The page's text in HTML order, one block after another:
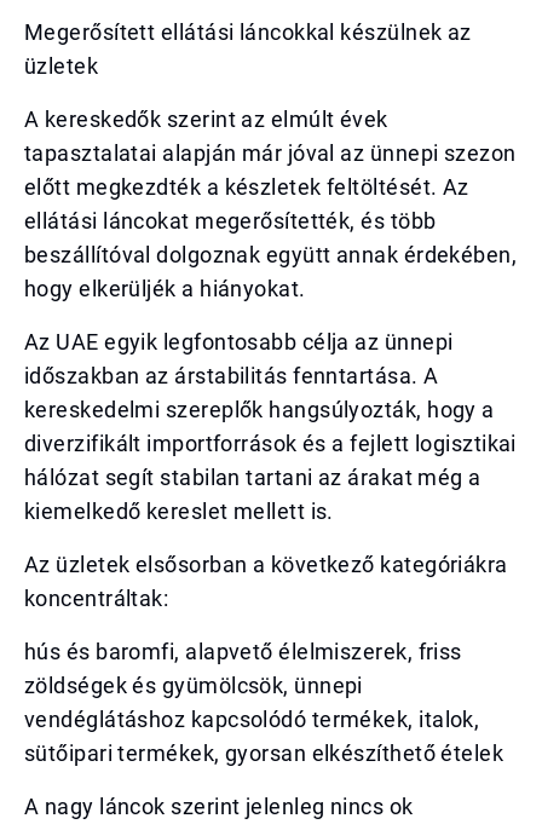
Megerősített ellátási láncokkal készülnek az
üzletek
A kereskedők szerint az elmúlt évek
tapasztalatai alapján már jóval az ünnepi szezon
előtt megkezdték a készletek feltöltését. Az
ellátási láncokat megerősítették, és több
beszállítóval dolgoznak együtt annak érdekében,
hogy elkerüljék a hiányokat.
Az UAE egyik legfontosabb célja az ünnepi
időszakban az árstabilitás fenntartása. A
kereskedelmi szereplők hangsúlyozták, hogy a
diverzifikált importforrások és a fejlett logisztikai
hálózat segít stabilan tartani az árakat még a
kiemelkedő kereslet mellett is.
Az üzletek elsősorban a következő kategóriákra
koncentráltak:
hús és baromfi, alapvető élelmiszerek, friss
zöldségek és gyümölcsök, ünnepi
vendéglátáshoz kapcsolódó termékek, italok,
sütőipari termékek, gyorsan elkészíthető ételek
A nagy láncok szerint jelenleg nincs ok